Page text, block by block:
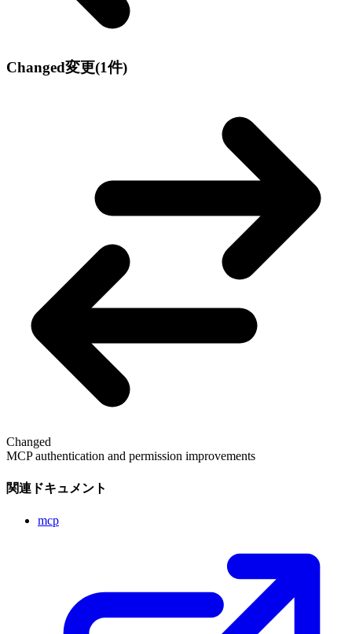
Changed変更(1件)
Changed
MCP authentication and permission improvements
関連ドキュメント
mcp